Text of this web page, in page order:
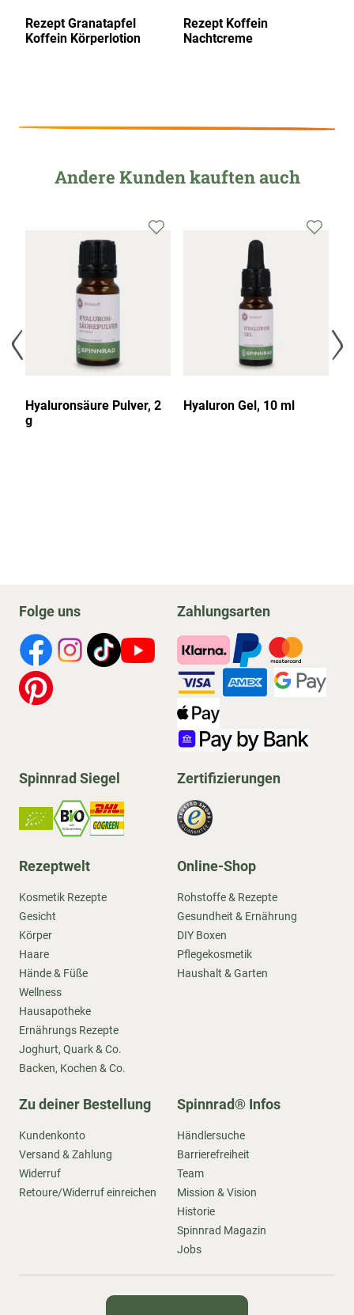
Rezept Granatapfel
Koffein Körperlotion
Rezept Koffein
Nachtcreme
Andere Kunden kauften auch
Hyaluronsäure Pulver, 2
g
Hyaluron Gel, 10 ml
Folge uns Zahlungsarten
Spinnrad Siegel Zertifizierungen
Rezeptwelt
Kosmetik Rezepte
Gesicht
Körper
Haare
Hände & Füße
Wellness
Hausapotheke
Ernährungs Rezepte
Joghurt, Quark & Co.
Backen, Kochen & Co.
Online-Shop
Rohstoffe & Rezepte
Gesundheit & Ernährung
DIY Boxen
Pflegekosmetik
Haushalt & Garten
Zu deiner Bestellung
Kundenkonto
Versand & Zahlung
Widerruf
Retoure/Widerruf einreichen
Spinnrad® Infos
Händlersuche
Barrierefreiheit
Team
Mission & Vision
Historie
Spinnrad Magazin
Jobs